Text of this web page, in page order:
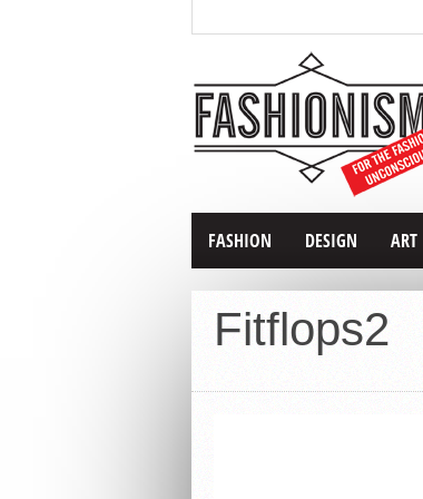
FASHION DESIGN ART
Fitflops2